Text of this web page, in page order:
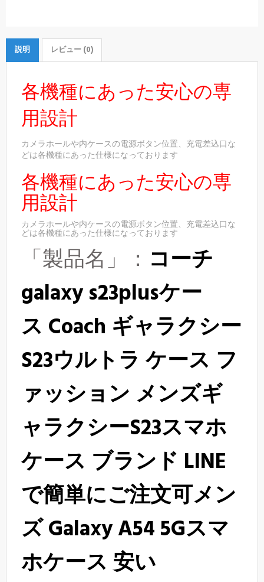
説明 レビュー (0)
各機種にあった安心の専
用設計
カメラホールや内ケースの電源ボタン位置、充電差込口な
どは各機種にあった仕様になっております
各機種にあった安心の専
用設計
カメラホールや内ケースの電源ボタン位置、充電差込口な
どは各機種にあった仕様になっております
「製品名」： コーチ
galaxy s23plusケー
ス Coach ギャラクシー
S23ウルトラ ケース フ
ァッション メンズギ
ャラクシーS23スマホ
ケース ブランド LINE
で簡単にご注文可メン
ズ Galaxy A54 5Gスマ
ホケース 安い